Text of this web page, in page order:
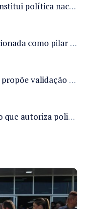
Projeto de Lei 665/26 institui política nacional para prevenção ao transfeminicídio e prevê medidas de proteção e reparação
Inclusão digital é posicionada como pilar essencial da reurbanização de favelas e periferias
Projeto de Lei 1238/26 propõe validação automática do Cadastro Ambiental Rural para imóveis de até quatro módulos fiscais
Câmara analisa projeto que autoriza policiais civis embarcarem armados em aeronaves civis mediante regras